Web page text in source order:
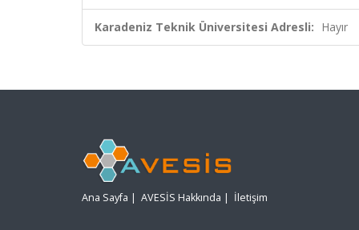
Karadeniz Teknik Üniversitesi Adresli: Hayır
Ana Sayfa | AVESİS Hakkında | İletişim